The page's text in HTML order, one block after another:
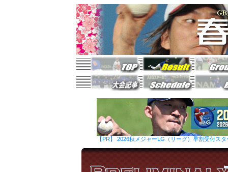
【PR】 2026秋メジャーLG（リーグ）早割受付ス